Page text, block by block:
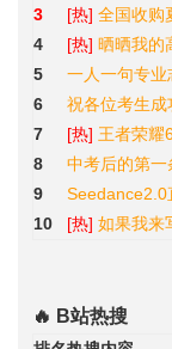
3
[热] 全国收购
4
[热] 晒晒我的
5
一人一句专业
6
祝各位考生成
7
[热] 王者荣耀
8
中考后的第一
9
Seedance2.0
10
[热] 如果我来
🔥 B站热搜